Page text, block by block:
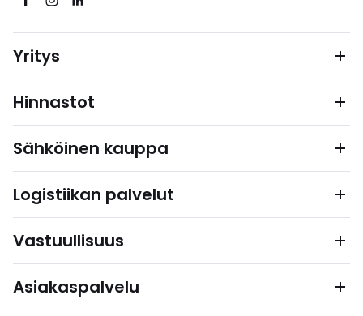
Yritys
Hinnastot
Sähköinen kauppa
Logistiikan palvelut
Vastuullisuus
Asiakaspalvelu